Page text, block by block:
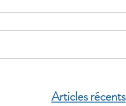
Articles récents